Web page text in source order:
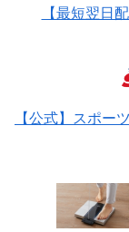
【最短翌日
【公式】スポー